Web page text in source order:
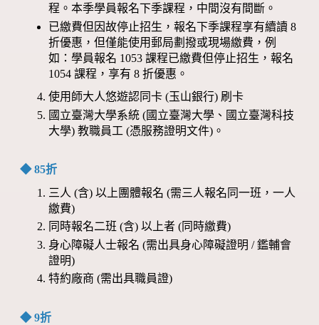
程。本季學員報名下季課程，中間沒有間斷。
已繳費但因故停止招生，報名下季課程享有續讀 8
折優惠，但僅能使用郵局劃撥或現場繳費，例
如：學員報名 1053 課程已繳費但停止招生，報名
1054 課程，享有 8 折優惠。
使用師大人悠遊認同卡 (玉山銀行) 刷卡
國立臺灣大學系統 (國立臺灣大學、國立臺灣科技
大學) 教職員工 (憑服務證明文件)。
◆ 85折
三人 (含) 以上團體報名 (需三人報名同一班，一人
繳費)
同時報名二班 (含) 以上者 (同時繳費)
身心障礙人士報名 (需出具身心障礙證明 / 鑑輔會
證明)
特約廠商 (需出具職員證)
◆ 9折